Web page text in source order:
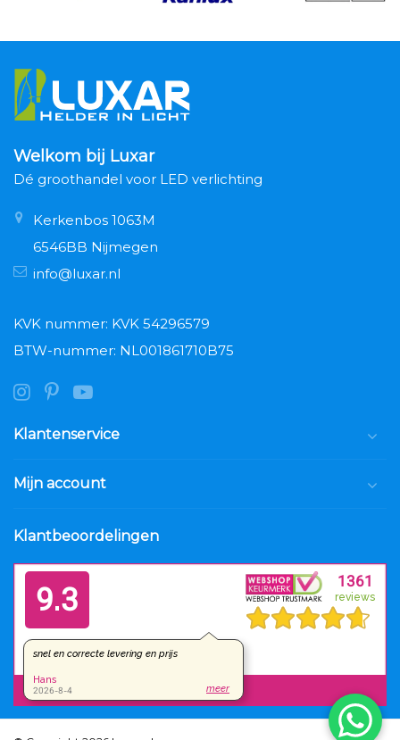
Welkom bij Luxar
Dé groothandel voor LED verlichting
Kerkenbos 1063M
6546BB Nijmegen
info@luxar.nl
KVK nummer: KVK 54296579
BTW-nummer: NL001861710B75
Klantenservice
Mijn account
Klantbeoordelingen